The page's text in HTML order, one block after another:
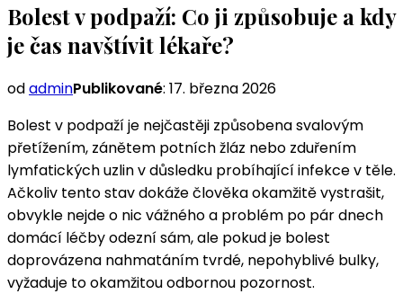
Bolest v podpaží: Co ji způsobuje a kdy
je čas navštívit lékaře?
odadminPublikované: 17. března 2026
Bolest v podpaží je nejčastěji způsobena svalovým
přetížením, zánětem potních žláz nebo zduřením
lymfatických uzlin v důsledku probíhající infekce v těle.
Ačkoliv tento stav dokáže člověka okamžitě vystrašit,
obvykle nejde o nic vážného a problém po pár dnech
domácí léčby odezní sám, ale pokud je bolest
doprovázena nahmatáním tvrdé, nepohyblivé bulky,
vyžaduje to okamžitou odbornou pozornost.